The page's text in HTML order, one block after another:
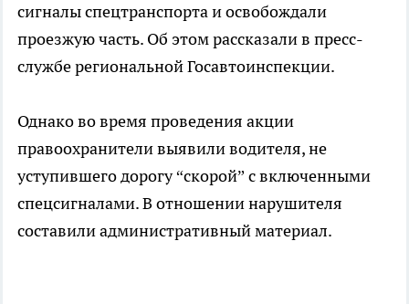
сигналы спецтранспорта и освобождали
проезжую часть. Об этом рассказали в пресс-
службе региональной Госавтоинспекции.
Однако во время проведения акции
правоохранители выявили водителя, не
уступившего дорогу “скорой” с включенными
спецсигналами. В отношении нарушителя
составили административный материал.